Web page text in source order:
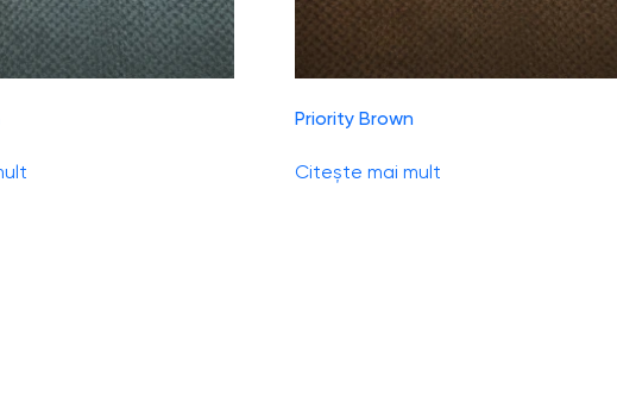
Priority Brown
Citește mai mult